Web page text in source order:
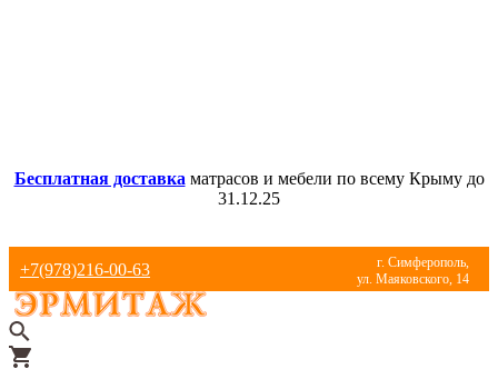
Бесплатная доставка матрасов и мебели по всему Крыму до
31.12.25
+7(978)216-00-63
г. Симферополь,
ул. Маяковского, 14